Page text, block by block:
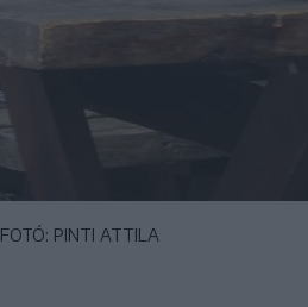
FOTÓ: PINTI ATTILA